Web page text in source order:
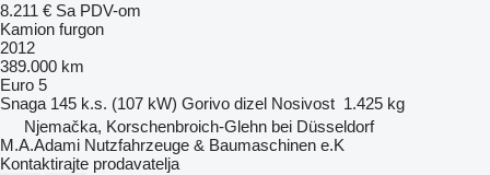
8.211 € Sa PDV-om
Kamion furgon
2012
389.000 km
Euro 5
Snaga 145 k.s. (107 kW) Gorivo dizel Nosivost 1.425 kg
Njemačka, Korschenbroich-Glehn bei Düsseldorf
M.A.Adami Nutzfahrzeuge & Baumaschinen e.K
Kontaktirajte prodavatelja